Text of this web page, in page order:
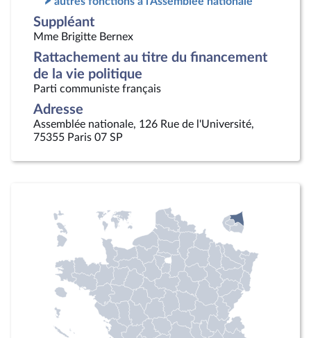
Suppléant
Mme Brigitte Bernex
Rattachement au titre du financement
de la vie politique
Parti communiste français
Adresse
Assemblée nationale, 126 Rue de l'Université,
75355 Paris 07 SP